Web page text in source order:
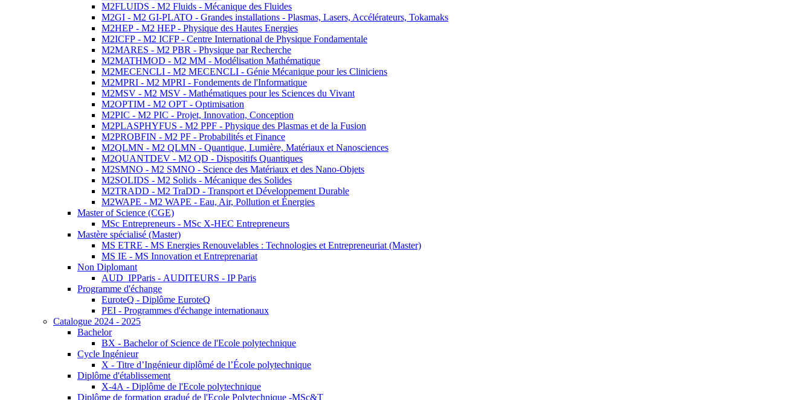
M2FLUIDS - M2 Fluids - Mécanique des Fluides
M2GI - M2 GI-PLATO - Grandes installations - Plasmas, Lasers, Accélérateurs, Tokamaks
M2HEP - M2 HEP - Physique des Hautes Energies
M2ICFP - M2 ICFP - Centre International de Physique Fondamentale
M2MARES - M2 PBR - Physique par Recherche
M2MATHMOD - M2 MM - Modélisation Mathématique
M2MECENCLI - M2 MECENCLI - Génie Mécanique pour les Cliniciens
M2MPRI - M2 MPRI - Fondements de l'Informatique
M2MSV - M2 MSV - Mathématiques pour les Sciences du Vivant
M2OPTIM - M2 OPT - Optimisation
M2PIC - M2 PIC - Projet, Innovation, Conception
M2PLASPHYFUS - M2 PPF - Physique des Plasmas et de la Fusion
M2PROBFIN - M2 PF - Probabilités et Finance
M2QLMN - M2 QLMN - Quantique, Lumière, Matériaux et Nanosciences
M2QUANTDEV - M2 QD - Dispositifs Quantiques
M2SMNO - M2 SMNO - Science des Matériaux et des Nano-Objets
M2SOLIDS - M2 Solids - Mécanique des Solides
M2TRADD - M2 TraDD - Transport et Développement Durable
M2WAPE - M2 WAPE - Eau, Air, Pollution et Énergies
Master of Science (CGE)
MSc Entrepreneurs - MSc X-HEC Entrepreneurs
Mastère spécialisé (Master)
MS ETRE - MS Energies Renouvelables : Technologies et Entrepreneuriat (Master)
MS IE - MS Innovation et Entreprenariat
Non Diplomant
AUD_IPParis - AUDITEURS - IP Paris
Programme d'échange
EuroteQ - Diplôme EuroteQ
PEI - Programmes d'échange internationaux
Catalogue 2024 - 2025
Bachelor
BX - Bachelor of Science de l'Ecole polytechnique
Cycle Ingénieur
X - Titre d’Ingénieur diplômé de l’École polytechnique
Diplôme d'établissement
X-4A - Diplôme de l'Ecole polytechnique
Diplôme de formation gradué de l'Ecole Polytechnique -MSc&T